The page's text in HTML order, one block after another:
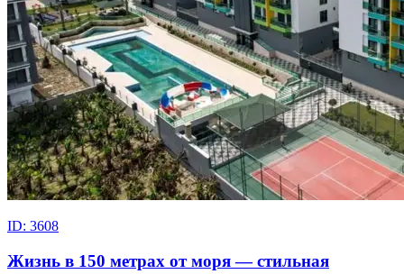
ID: 3608
Жизнь в 150 метрах от моря — стильная